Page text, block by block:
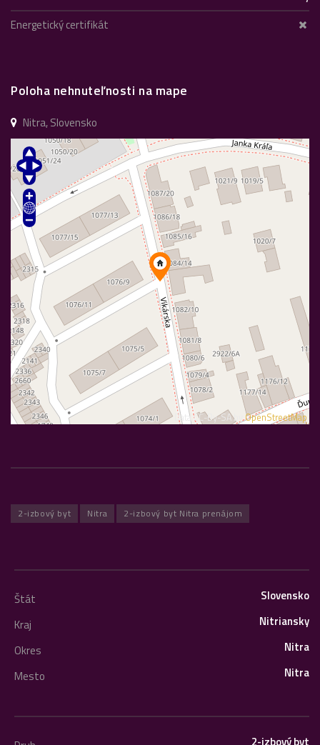
Energetický certifikát
Poloha nehnuteľnosti na mape
Nitra, Slovensko
Data CC-By-SA byOpenStreetMap
2-izbový byt Nitra 2-izbový byt Nitra prenájom
Štát
Slovensko
Kraj
Nitriansky
Okres
Nitra
Mesto
Nitra